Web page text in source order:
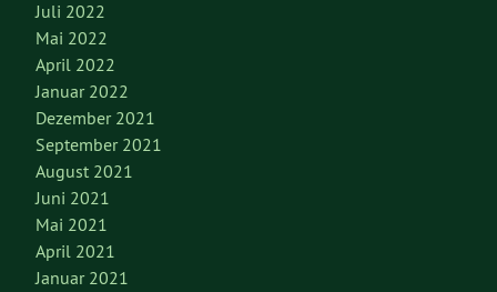
Juli 2022
Mai 2022
April 2022
Januar 2022
Dezember 2021
September 2021
August 2021
Juni 2021
Mai 2021
April 2021
Januar 2021